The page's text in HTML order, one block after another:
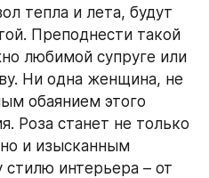
тепла и лета, будут
Преподнести такой
любимой супруге или
Ни одна женщина, не
обаянием этого
Роза станет не только
и изысканным
интерьера – от